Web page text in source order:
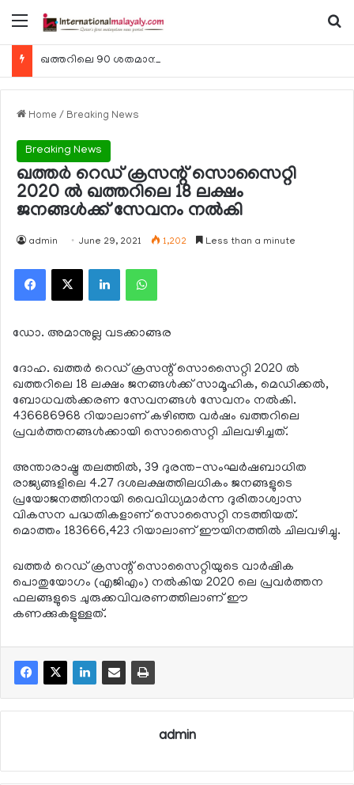
Menu
Home / Breaking News
Breaking News
ഖത്തര്‍ റെഡ് ക്രസന്റ് സൊസൈറ്റി
2020 ല്‍ ഖത്തറിലെ 18 ലക്ഷം
ജനങ്ങള്‍ക്ക് സേവനം നല്‍കി
admin June 29, 2021 1,202 Less than a minute
Facebook
X LinkedInWhatsApp
ഡോ. അമാനുല്ല വടക്കാങ്ങര
ദോഹ. ഖത്തര്‍ റെഡ് ക്രസന്റ് സൊസൈറ്റി 2020 ല്‍
ഖത്തറിലെ 18 ലക്ഷം ജനങ്ങള്‍ക്ക് സാമൂഹിക, മെഡിക്കല്‍,
ബോധവല്‍ക്കരണ സേവനങ്ങള്‍ സേവനം നല്‍കി.
436686968 റിയാലാണ് കഴിഞ്ഞ വര്‍ഷം ഖത്തറിലെ
പ്രവര്‍ത്തനങ്ങള്‍ക്കായി സൊസൈറ്റി ചിലവഴിച്ചത്.
അന്താരാഷ്ട്ര തലത്തില്‍, 39 ദുരന്ത-സംഘര്‍ഷബാധിത
രാജ്യങ്ങളിലെ 4.27 ദശലക്ഷത്തിലധികം ജനങ്ങളുടെ
പ്രയോജനത്തിനായി വൈവിധ്യമാര്‍ന്ന ദുരിതാശ്വാസ
വികസന പദ്ധതികളാണ് സൊസൈറ്റി നടത്തിയത്.
മൊത്തം 183666,423 റിയാലാണ് ഈയിനത്തില്‍ ചിലവഴിച്ചു.
ഖത്തര്‍ റെഡ് ക്രസന്റ് സൊസൈറ്റിയുടെ വാര്‍ഷിക
പൊതുയോഗം (എജിഎം) നല്‍കിയ 2020 ലെ പ്രവര്‍ത്തന
ഫലങ്ങളുടെ ചുരുക്കവിവരണത്തിലാണ് ഈ
കണക്കുകളുള്ളത്.
admin